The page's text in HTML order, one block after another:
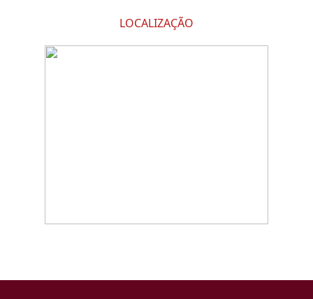
LOCALIZAÇÃO